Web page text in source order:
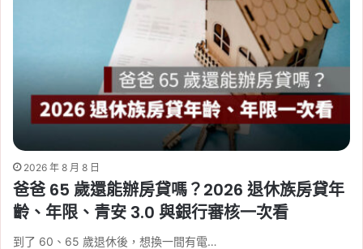
2026 年 8 月 8 日
爸爸 65 歲還能辦房貸嗎？2026 退休族房貸年
齡、年限、青安 3.0 與銀行審核一次看
到了 60、65 歲退休後，想換一間有電…